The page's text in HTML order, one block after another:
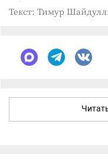
Текст: Тимур